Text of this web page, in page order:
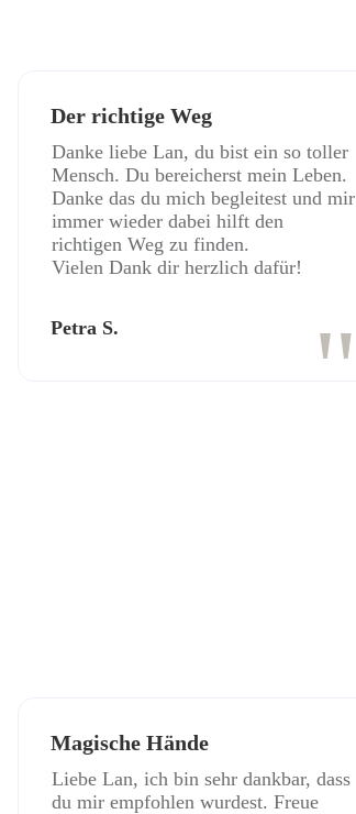
Der richtige Weg
Danke liebe Lan, du bist ein so toller
Mensch. Du bereicherst mein Leben.
Danke das du mich begleitest und mir
immer wieder dabei hilft den
richtigen Weg zu finden.
Vielen Dank dir herzlich dafür!
Petra S. "
Magische Hände
Liebe Lan, ich bin sehr dankbar, dass
du mir empfohlen wurdest. Freue